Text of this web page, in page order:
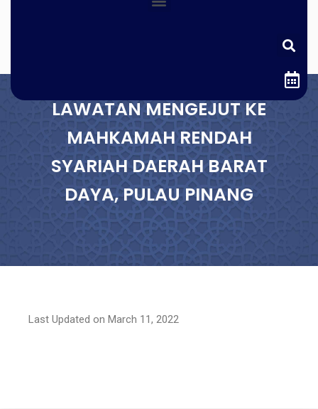
LAWATAN MENGEJUT KE
MAHKAMAH RENDAH
SYARIAH DAERAH BARAT
DAYA, PULAU PINANG
Last Updated on March 11, 2022